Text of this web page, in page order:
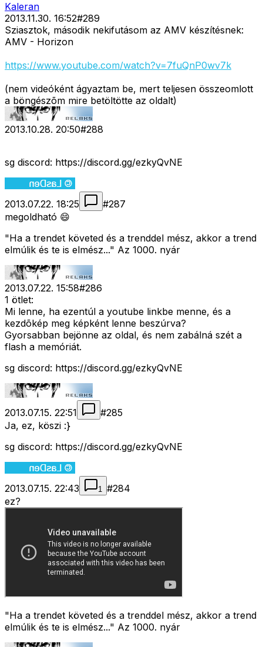
Kaleran
2013.11.30. 16:52#289
Sziasztok, második nekifutásom az AMV készítésnek:
AMV - Horizon
https://www.youtube.com/watch?v=7fuQnP0wv7k
(nem videóként ágyaztam be, mert teljesen összeomlott
a böngészõm mire betöltötte az oldalt)
2013.10.28. 20:50#288
sg discord: https://discord.gg/ezkyQvNE
2013.07.22. 18:25 #287
megoldható 😄
"Ha a trendet követed és a trenddel mész, akkor a trend
elmúlik és te is elmész..." Az 1000. nyár
2013.07.22. 15:58#286
1 ötlet:
Mi lenne, ha ezentúl a youtube linkbe menne, és a
kezdõkép meg képként lenne beszúrva?
Gyorsabban bejönne az oldal, és nem zabálná szét a
flash a memóriát.
sg discord: https://discord.gg/ezkyQvNE
2013.07.15. 22:51 #285
Ja, ez, köszi :}
sg discord: https://discord.gg/ezkyQvNE
2013.07.15. 22:43 1 #284
ez?
"Ha a trendet követed és a trenddel mész, akkor a trend
elmúlik és te is elmész..." Az 1000. nyár